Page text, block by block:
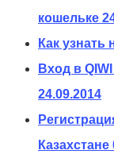
кошельке
Как узнать
Вход в
24.09.2014
Казахстане